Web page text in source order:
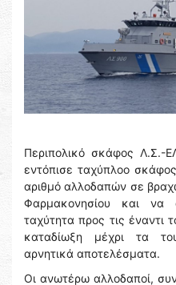
Περιπολικό σκάφος Λ.Σ.-
εντόπισε ταχύπλοο
αριθμό αλλοδαπών σε
Φαρμακονησίου και να
ταχύτητα προς τις έναντι
καταδίωξη μέχρι τα
αρνητικά αποτελέσματα.
Οι ανωτέρω αλλοδαποί,